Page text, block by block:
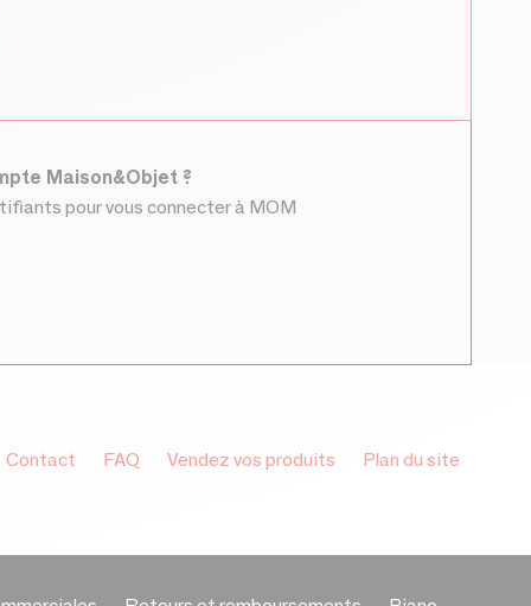
Maison&Objet ?
pour vous connecter à MOM
Contact FAQ Vendez vos produits Plan du site